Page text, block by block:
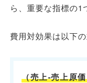
ら、重要な指標の1
費用対効果は以下
（売上-売上原